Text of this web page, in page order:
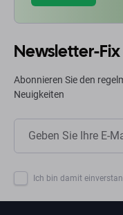
Newsletter-Fix
Abonnieren Sie den
Neuigkeiten
Ich bin damit